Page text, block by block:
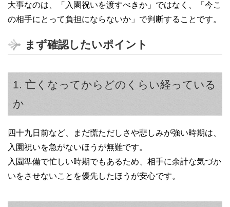
大事なのは、「入園祝いを渡すべきか」ではなく、「今こ
の相手にとって負担にならないか」で判断することです。
まず確認したいポイント
1. 亡くなってからどのくらい経っている
か
四十九日前など、まだ慌ただしさや悲しみが強い時期は、
入園祝いを急がないほうが無難です。
入園準備で忙しい時期でもあるため、相手に余計な気づか
いをさせないことを優先したほうが安心です。